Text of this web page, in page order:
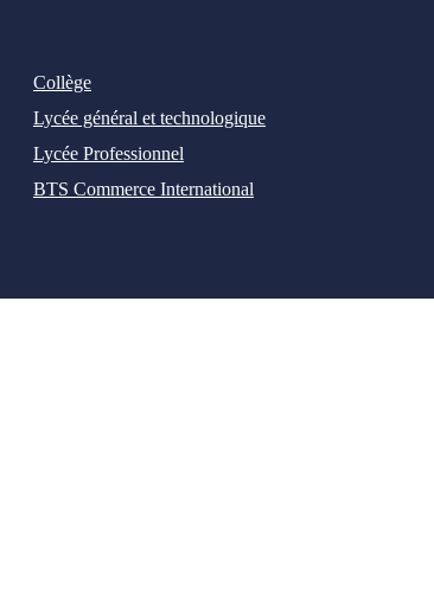
Collège
Lycée général et technologique
Lycée Professionnel
BTS Commerce International